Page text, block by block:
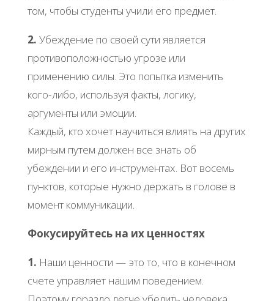
том, чтобы студенты учили его предмет.
2. Убеждение по своей сути является
противоположностью угрозе или
применению силы. Это попытка изменить
кого-либо, используя факты, логику,
аргументы или эмоции.
Каждый, кто хочет научиться влиять на других
мирным путем должен все знать об
убеждении и его инструментах. Вот восемь
пунктов, которые нужно держать в голове в
момент коммуникации.
Фокусируйтесь на их ценностях
1. Наши ценности — это то, что в конечном
счете управляет нашим поведением.